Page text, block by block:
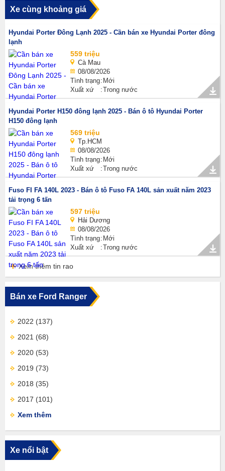
Xe cùng khoảng giá
Hyundai Porter Đông Lạnh 2025 - Cần bán xe Hyundai Porter đông
lạnh
559 triệu
Cà Mau
08/08/2026
Tình trạng Mới
Xuất xứ
Trong nước
Hyundai Porter H150 đông lạnh 2025 - Bán ô tô Hyundai Porter
H150 đông lạnh
569 triệu
Tp.HCM
08/08/2026
Tình trạng Mới
Xuất xứ
Trong nước
Fuso FI FA 140L 2023 - Bán ô tô Fuso FA 140L sản xuất năm 2023
tải trọng 6 tấn
597 triệu
Hải Dương
08/08/2026
Tình trạng Mới
Xuất xứ
Trong nước
Xem thêm tin rao
Bán xe Ford Ranger
2022 (137)
2021 (68)
2020 (53)
2019 (73)
2018 (35)
2017 (101)
Xem thêm
Xe nổi bật